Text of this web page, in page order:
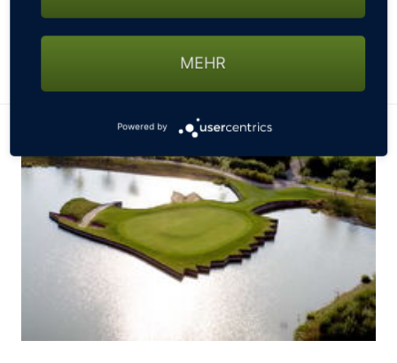
WEITERE INFORMATIONEN ZUM GOLFARRANGEMENT
MEHR
Powered by